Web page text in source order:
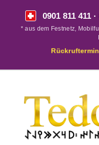
0901 811 411·
* aus dem Festnetz,